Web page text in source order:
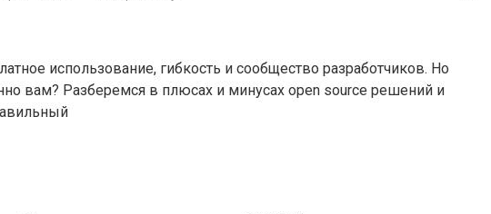
использование, гибкость и сообщество разработчиков. Но
вам? Разберемся в плюсах и минусах open source решений и